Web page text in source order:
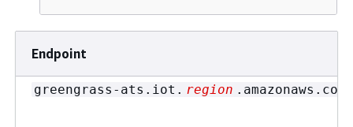
Endpoint
greengrass-ats.iot. region .amazonaws.com